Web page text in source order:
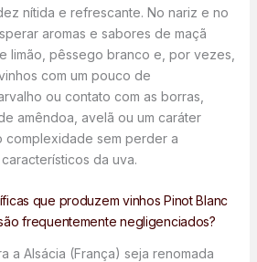
nítida e refrescante. No nariz e no
aromas e sabores de maçã
limão, pêssego branco e, por vezes,
com um pouco de
ou contato com as borras,
amêndoa, avelã ou um caráter
complexidade sem perder a
da uva.
que produzem vinhos Pinot Blanc
frequentemente negligenciados?
a Alsácia (França) seja renomada